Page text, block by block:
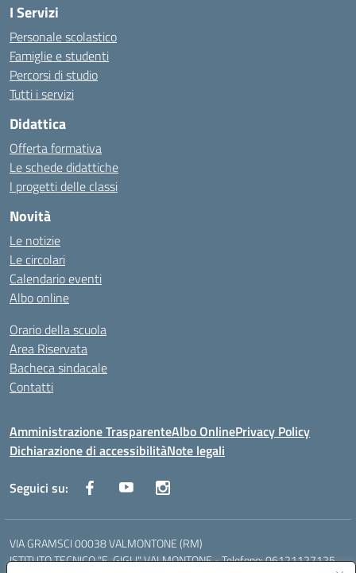
I Servizi
Personale scolastico
Famiglie e studenti
Percorsi di studio
Tutti i servizi
Didattica
Offerta formativa
Le schede didattiche
I progetti delle classi
Novità
Le notizie
Le circolari
Calendario eventi
Albo online
Orario della scuola
Area Riservata
Bacheca sindacale
Contatti
Amministrazione TrasparenteAlbo OnlinePrivacy Policy
Dichiarazione di accessibilitàNote legali
Seguici su:
VIA GRAMSCI 00038 VALMONTONE (RM)
ISTITUTO TECNICO "E. GIGLI" VALMONTONE - Telefono: 06121127125